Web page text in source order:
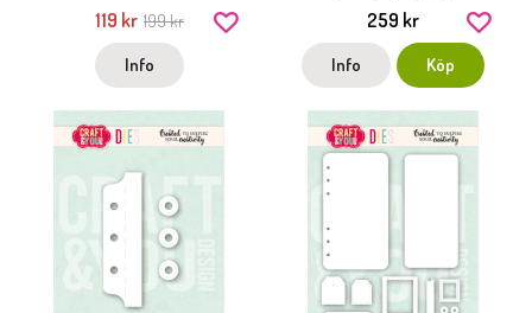
119 kr 199 kr
Info
259 kr
Info Köp